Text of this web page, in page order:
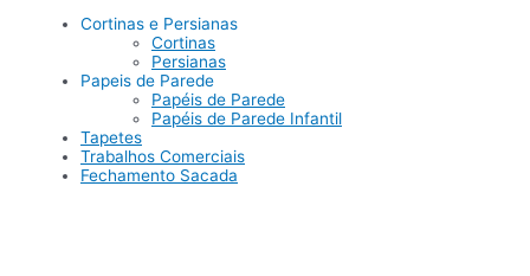
Cortinas e Persianas
Cortinas
Persianas
Papeis de Parede
Papéis de Parede
Papéis de Parede Infantil
Tapetes
Trabalhos Comerciais
Fechamento Sacada